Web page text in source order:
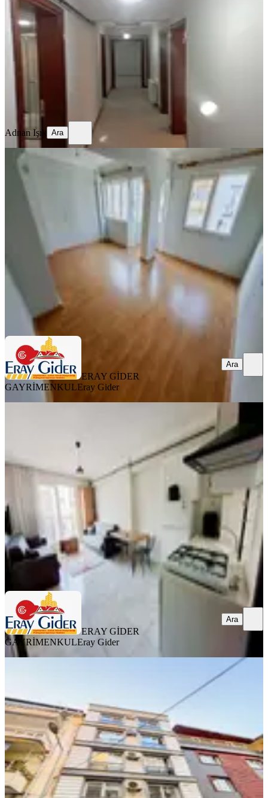
Efeler, Ata Mahallesi
125 m²·2. Kat 06.08.2026
Adnan Işık Ara
YENİ
Doğu Gazi Blv. 2+1 Doğalgazlı-
asansörlü Sıfır Bakımlı
95 m²·3. Kat 06.08.2026
23.500 ₺
ERAY GİDER GAYRİMENKULEray Gider
ERAY GİDER
GAYRİMENKULEray Gider
Ara
Büyükşehir Belediyesi Hemen Altı 1+1
Efeler, Güzelhisar Mahallesi
1+1·55 m² 06.08.2026
17.500 ₺
ERAY GİDER GAYRİMENKULEray Gider
ERAY GİDER
GAYRİMENKULEray Gider
Ara
Doğu Gazi Bulvarına Yakın 2+1
Eşyalı Klimalı Kiralık Daire
Efeler, Cuma Mahallesi
2+1
·100 m²·4. Kat·06.08.2026
22.000 ₺